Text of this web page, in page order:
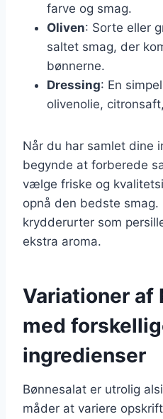
farve og smag.
Oliven: Sorte eller
saltet smag, der
bønnerne.
Dressing: En
olivenolie,
Når du har samlet dine
begynde at forberede
vælge friske og
opnå den bedste smag.
krydderurter som
ekstra aroma.
Variationer af
med
ingredienser
Bønnesalat er utrolig
måder at variere